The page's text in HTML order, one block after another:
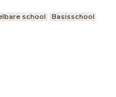
school
Basisschool